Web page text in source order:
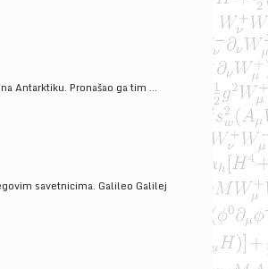
Antarktiku. Pronašao ga tim ...
savetnicima. Galileo Galilej